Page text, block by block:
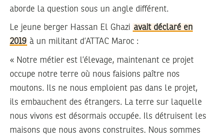
aborde la question sous un angle différent.
Le jeune berger Hassan El Ghazi avait déclaré en
2019 à un militant d’ATTAC Maroc :
« Notre métier est l’élevage, maintenant ce projet
occupe notre terre où nous faisions paître nos
moutons. Ils ne nous emploient pas dans le projet,
ils embauchent des étrangers. La terre sur laquelle
nous vivons est désormais occupée. Ils détruisent les
maisons que nous avons construites. Nous sommes